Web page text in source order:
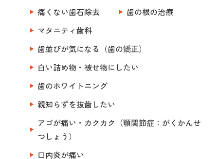
痛くない歯石除去
歯の根の治療
マタニティ歯科
歯並びが気になる（歯の矯正）
白い詰め物・被せ物にしたい
歯のホワイトニング
親知らずを抜歯したい
アゴが痛い・カクカク（顎関節症：がくかんせ
つしょう）
口内炎が痛い